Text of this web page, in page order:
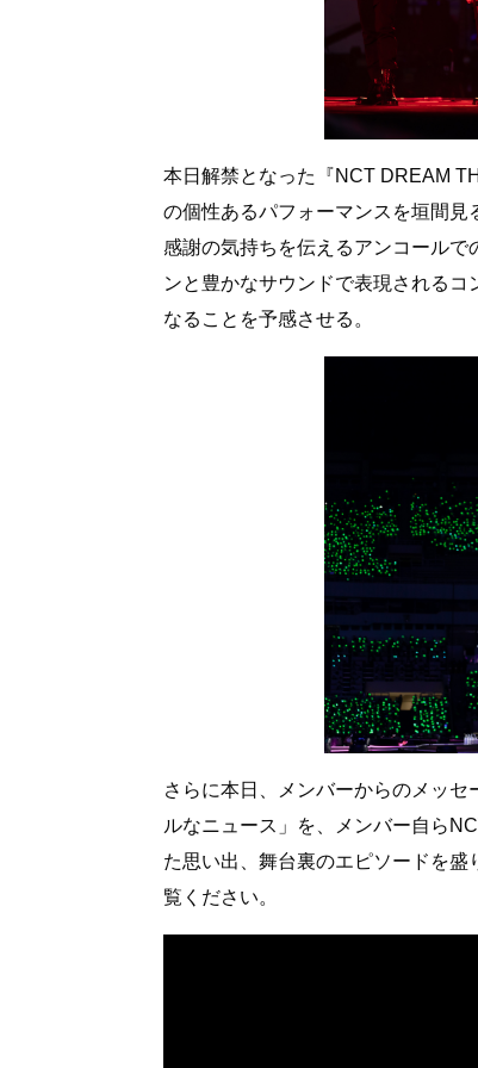
本日解禁となった『NCT DREAM
の個性あるパフォーマンスを垣間
感謝の気持ちを伝えるアンコール
ンと豊かなサウンドで表現される
なることを予感させる。
さらに本日、メンバーからのメッ
ルなニュース」を、メンバー自ら
た思い出、舞台裏のエピソードを
覧ください。